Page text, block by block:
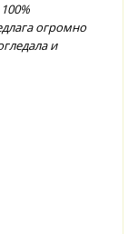
огромно
и